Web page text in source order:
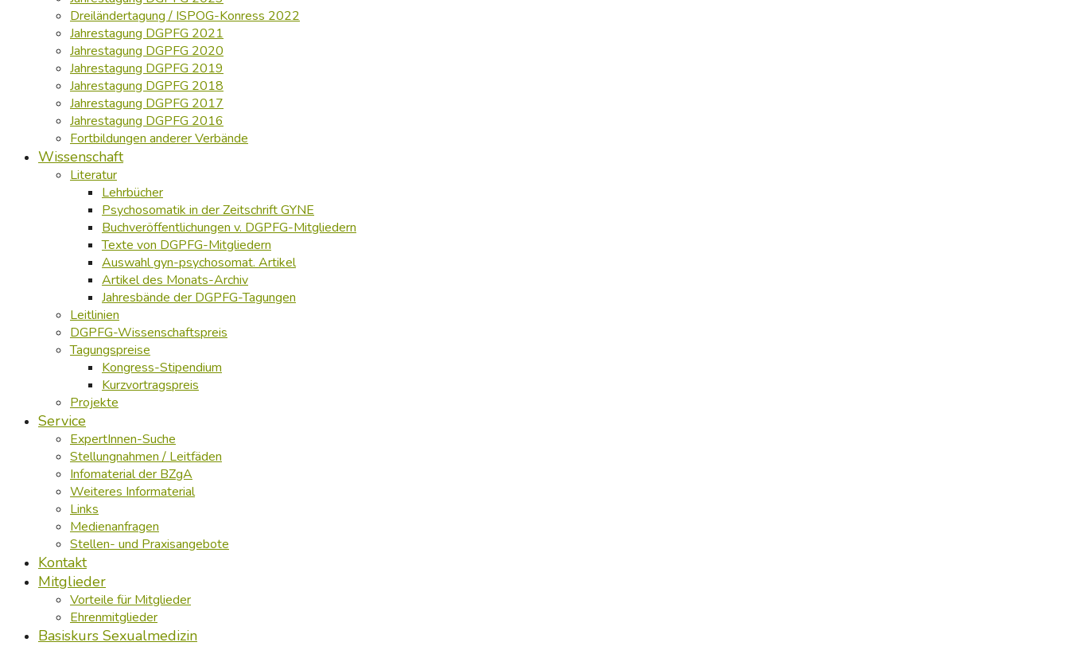
Dreiländertagung / ISPOG-Konress 2022
Jahrestagung DGPFG 2021
Jahrestagung DGPFG 2020
Jahrestagung DGPFG 2019
Jahrestagung DGPFG 2018
Jahrestagung DGPFG 2017
Jahrestagung DGPFG 2016
Fortbildungen anderer Verbände
Wissenschaft
Literatur
Lehrbücher
Psychosomatik in der Zeitschrift GYNE
Buchveröffentlichungen v. DGPFG-Mitgliedern
Texte von DGPFG-Mitgliedern
Auswahl gyn-psychosomat. Artikel
Artikel des Monats-Archiv
Jahresbände der DGPFG-Tagungen
Leitlinien
DGPFG-Wissenschaftspreis
Tagungspreise
Kongress-Stipendium
Kurzvortragspreis
Projekte
Service
ExpertInnen-Suche
Stellungnahmen / Leitfäden
Infomaterial der BZgA
Weiteres Informaterial
Links
Medienanfragen
Stellen- und Praxisangebote
Kontakt
Mitglieder
Vorteile für Mitglieder
Ehrenmitglieder
Basiskurs Sexualmedizin